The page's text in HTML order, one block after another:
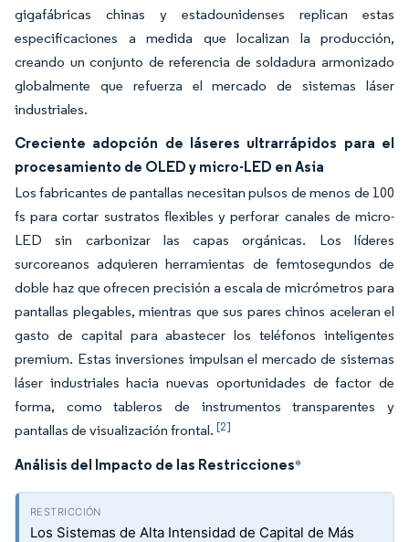
gigafábricas chinas y estadounidenses replican estas
especificaciones a medida que localizan la producción,
creando un conjunto de referencia de soldadura armonizado
globalmente que refuerza el mercado de sistemas láser
industriales.
Creciente adopción de láseres ultrarrápidos para el
procesamiento de OLED y micro-LED en Asia
Los fabricantes de pantallas necesitan pulsos de menos de 100
fs para cortar sustratos flexibles y perforar canales de micro-
LED sin carbonizar las capas orgánicas. Los líderes
surcoreanos adquieren herramientas de femtosegundos de
doble haz que ofrecen precisión a escala de micrómetros para
pantallas plegables, mientras que sus pares chinos aceleran el
gasto de capital para abastecer los teléfonos inteligentes
premium. Estas inversiones impulsan el mercado de sistemas
láser industriales hacia nuevas oportunidades de factor de
forma, como tableros de instrumentos transparentes y
pantallas de visualización frontal. [2]
Análisis del Impacto de las Restricciones*
Los Sistemas de Alta Intensidad de Capital de Más